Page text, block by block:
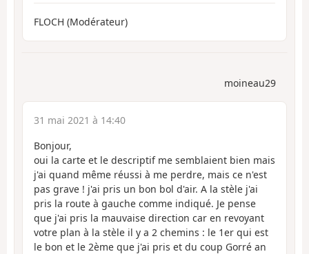
FLOCH (Modérateur)
moineau29
31 mai 2021 à 14:40
Bonjour,
oui la carte et le descriptif me semblaient bien mais
j'ai quand même réussi à me perdre, mais ce n'est
pas grave ! j'ai pris un bon bol d'air. A la stèle j'ai
pris la route à gauche comme indiqué. Je pense
que j'ai pris la mauvaise direction car en revoyant
votre plan à la stèle il y a 2 chemins : le 1er qui est
le bon et le 2ème que j'ai pris et du coup Gorré an